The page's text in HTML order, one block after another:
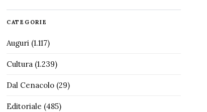
CATEGORIE
Auguri(1.117)
Cultura(1.239)
Dal Cenacolo(29)
Editoriale (485)